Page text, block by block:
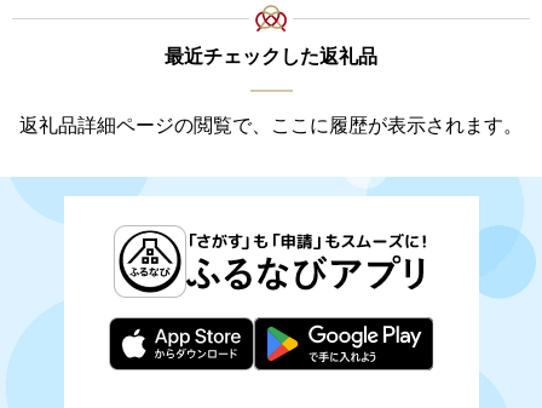
最近チェックした返礼品
返礼品詳細ページの閲覧で、ここに履歴が表示されます。